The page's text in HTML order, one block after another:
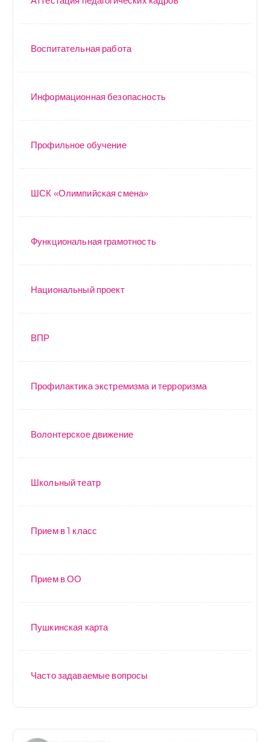
Воспитательная работа
Информационная безопасность
Профильное обучение
ШСК «Олимпийская смена»
Функциональная грамотность
Национальный проект
ВПР
Профилактика экстремизма и терроризма
Волонтерское движение
Школьный театр
Прием в 1 класс
Прием в ОО
Пушкинская карта
Часто задаваемые вопросы